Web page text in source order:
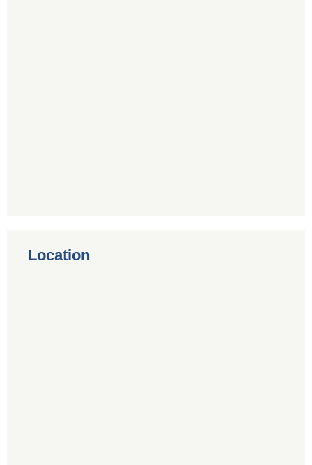
Location